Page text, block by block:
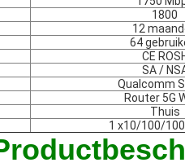
1800
12
64
CE
SA /
Qualcomm
Router 5G
Thuis
1 x10/100/